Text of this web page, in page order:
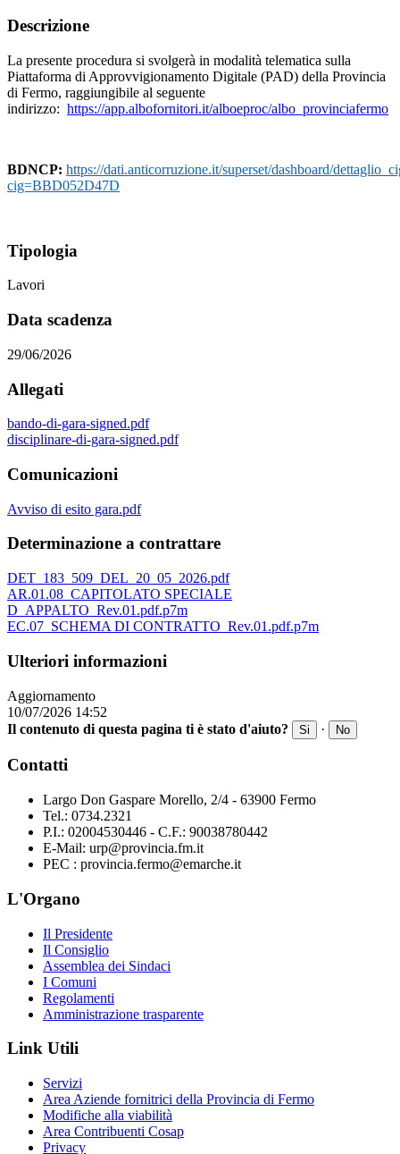
Descrizione
La presente procedura si svolgerà in modalità telematica sulla
Piattaforma di Approvvigionamento Digitale (PAD) della Provincia
di Fermo, raggiungibile al seguente
indirizzo: https://app.albofornitori.it/alboeproc/albo_provinciafermo
BDNCP: https://dati.anticorruzione.it/superset/dashboard/
cig=BBD052D47D
Tipologia
Lavori
Data scadenza
29/06/2026
Allegati
bando-di-gara-signed.pdf
disciplinare-di-gara-signed.pdf
Comunicazioni
Avviso di esito gara.pdf
Determinazione a contrattare
DET_183_509_DEL_20_05_2026.pdf
AR.01.08_CAPITOLATO SPECIALE
D_APPALTO_Rev.01.pdf.p7m
EC.07_SCHEMA DI CONTRATTO_Rev.01.pdf.p7m
Ulteriori informazioni
Aggiornamento
10/07/2026 14:52
Il contenuto di questa pagina ti è stato d'aiuto?
Si · No
Contatti
Largo Don Gaspare Morello, 2/4 - 63900 Fermo
Tel.: 0734.2321
P.I.: 02004530446 - C.F.: 90038780442
E-Mail: urp@provincia.fm.it
PEC : provincia.fermo@emarche.it
L'Organo
Il Presidente
Il Consiglio
Assemblea dei Sindaci
I Comuni
Regolamenti
Amministrazione trasparente
Link Utili
Servizi
Area Aziende fornitrici della Provincia di Fermo
Modifiche alla viabilità
Area Contribuenti Cosap
Privacy